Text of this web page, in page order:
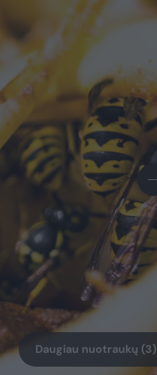
Daugiau nuotraukų (3)